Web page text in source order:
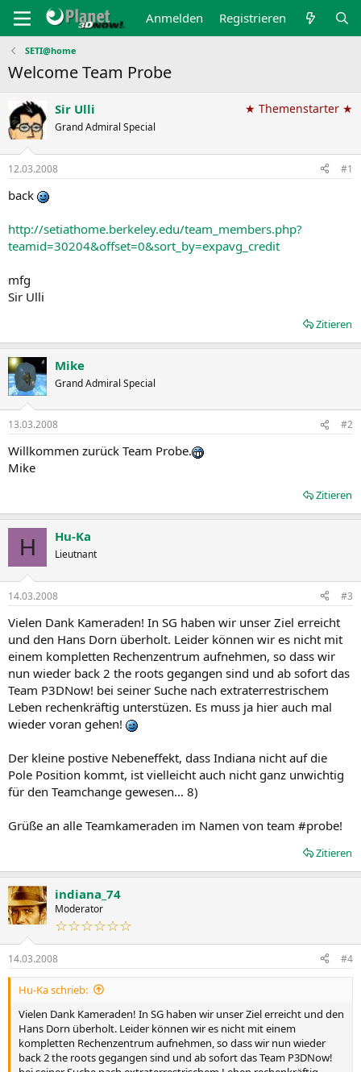
Anmelden Registrieren
SETI@home
Welcome Team Probe
Sir Ulli
Grand Admiral Special
★ Themenstarter ★
12.03.2008 #1
back
http://setiathome.berkeley.edu/team_members.php?
teamid=30204&offset=0&sort_by=expavg_credit
mfg
Sir Ulli
Zitieren
Mike
Grand Admiral Special
13.03.2008 #2
Willkommen zurück Team Probe.
Mike
Zitieren
H Hu-Ka
Lieutnant
14.03.2008 #3
Vielen Dank Kameraden! In SG haben wir unser Ziel erreicht
und den Hans Dorn überholt. Leider können wir es nicht mit
einem kompletten Rechenzentrum aufnehmen, so dass wir
nun wieder back 2 the roots gegangen sind und ab sofort das
Team P3DNow! bei seiner Suche nach extraterrestrischem
Leben rechenkräftig unterstüzen. Es muss ja hier auch mal
wieder voran gehen!
Der kleine postive Nebeneffekt, dass Indiana nicht auf die
Pole Position kommt, ist vielleicht auch nicht ganz unwichtig
für den Teamchange gewesen... 8)
Grüße an alle Teamkameraden im Namen von team #probe!
Zitieren
indiana_74
Moderator
☆☆☆☆☆☆
14.03.2008 #4
Hu-Ka schrieb:
Vielen Dank Kameraden! In SG haben wir unser Ziel erreicht und den
Hans Dorn überholt. Leider können wir es nicht mit einem
kompletten Rechenzentrum aufnehmen, so dass wir nun wieder
back 2 the roots gegangen sind und ab sofort das Team P3DNow!